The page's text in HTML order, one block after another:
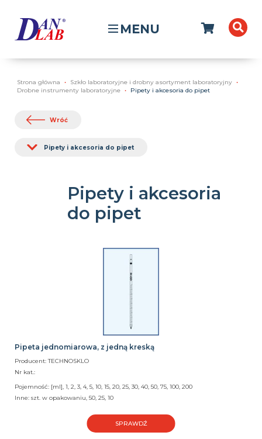
MENU
Strona główna
Szkło laboratoryjne i drobny asortyment laboratoryjny
Drobne instrumenty laboratoryjne
Pipety i akcesoria do pipet
Wróć
Pipety i akcesoria do pipet
Pipety i akcesoria
do pipet
Pipeta jednomiarowa, z jedną kreską
Producent: TECHNOSKLO
Nr kat.:
Pojemność: [ml], 1, 2, 3, 4, 5, 10, 15, 20, 25, 30, 40, 50, 75, 100, 200
Inne: szt. w opakowaniu, 50, 25, 10
SPRAWDŹ